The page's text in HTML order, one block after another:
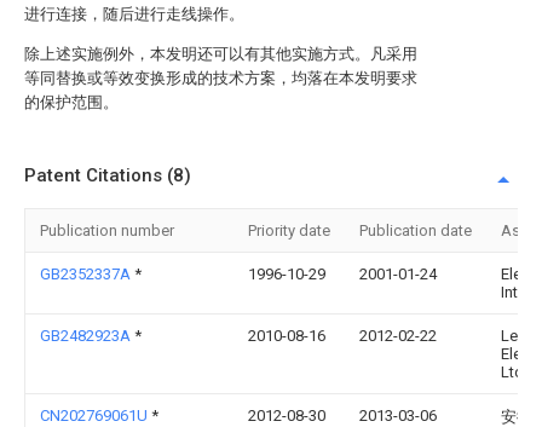
进行连接，随后进行走线操作。
除上述实施例外，本发明还可以有其他实施方式。凡采用
等同替换或等效变换形成的技术方案，均落在本发明要求
的保护范围。
Patent Citations (8)
Publication number Priority date Publication date
GB2352337A * 1996-10-29 2001-01-24
Int
GB2482923A * 2010-08-16 2012-02-22
Ltd
CN202769061U * 2012-08-30 2013-03-06
安徽